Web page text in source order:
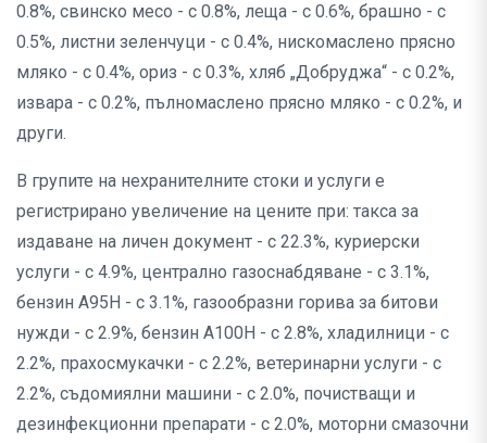
0.8%, свинско месо - с 0.8%, леща - с 0.6%, брашно - с
0.5%, листни зеленчуци - с 0.4%, нискомаслено прясно
мляко - с 0.4%, ориз - с 0.3%, хляб „Добруджа“ - с 0.2%,
извара - с 0.2%, пълномаслено прясно мляко - с 0.2%, и
други.
В групите на нехранителните стоки и услуги е
регистрирано увеличение на цените при: такса за
издаване на личен документ - с 22.3%, куриерски
услуги - с 4.9%, централно газоснабдяване - с 3.1%,
бензин А95Н - с 3.1%, газообразни горива за битови
нужди - с 2.9%, бензин А100Н - с 2.8%, хладилници - с
2.2%, прахосмукачки - с 2.2%, ветеринарни услуги - с
2.2%, съдомиялни машини - с 2.0%, почистващи и
дезинфекционни препарати - с 2.0%, моторни смазочни